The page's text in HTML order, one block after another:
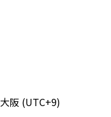
大阪 (UTC+9)